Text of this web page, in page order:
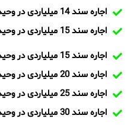
اجاره سند 14 میلیاردی در وحیدیه
اجاره سند 15 میلیاردی در وحیدیه
اجاره سند 15 میلیاردی در وحیدیه
اجاره سند 20 میلیاردی در وحیدیه
اجاره سند 25 میلیاردی در وحیدیه
اجاره سند 30 میلیاردی در وحیدیه